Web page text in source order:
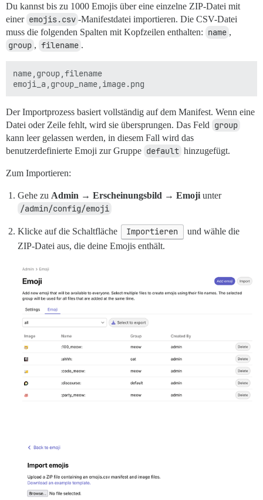
Du kannst bis zu 1000 Emojis über eine einzelne ZIP-Datei mit
einer emojis.csv -Manifestdatei importieren. Die CSV-Datei
muss die folgenden Spalten mit Kopfzeilen enthalten: name ,
group , filename .
name,group,filename
Der Importprozess basiert vollständig auf dem Manifest. Wenn eine
Datei oder Zeile fehlt, wird sie übersprungen. Das Feld group
kann leer gelassen werden, in diesem Fall wird das
benutzerdefinierte Emoji zur Gruppe default hinzugefügt.
Zum Importieren:
Gehe zu Admin → Erscheinungsbild → Emoji unter
/admin/config/emoji
Klicke auf die Schaltfläche Importieren
und wähle die
ZIP-Datei aus, die deine Emojis enthält.